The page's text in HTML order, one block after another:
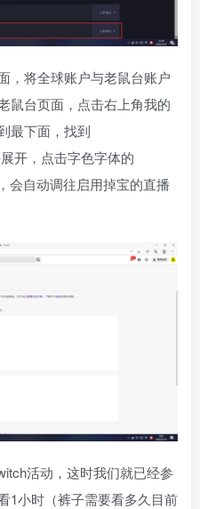
，将全球账户与老鼠台账户
鼠台页面，点击右上角我的
最下面，找到
开，点击字色字体的
会自动调往启用掉宝的直播
活动，这时我们就已经参
1小时（裤子需要看多久目前